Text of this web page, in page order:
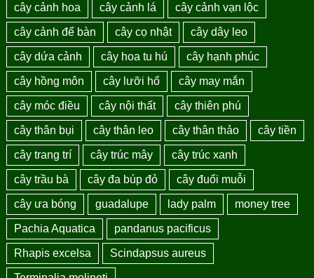
cây cảnh hoa cây cảnh lá cây cảnh vạn lộc
cây cảnh để bàn cây cọ nhật cây dây leo
cây dứa cảnh cây hoa tu hú cây hạnh phúc
cây hồng môn cây lưỡi hổ cây may mắn
cây móc điều cây nội thất cây thiên phú
cây thân bụi cây thân leo cây thân thảo cây tiền
cây trang trí cây trúc mây cây trúc xanh
cây trầu bà cây đa búp đỏ cây đuổi muỗi
cây ưa bóng guadalupe lady palm money tree
Pachia Aquatica pandanus pacificus
Rhapis excelsa Scindapsus aureus